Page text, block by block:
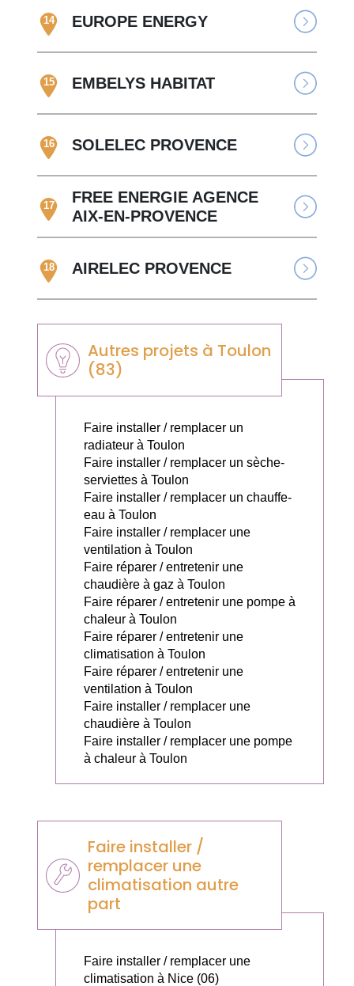
14 EUROPE ENERGY
15 EMBELYS HABITAT
16 SOLELEC PROVENCE
17
FREE ENERGIE AGENCE
AIX-EN-PROVENCE
18 AIRELEC PROVENCE
Autres projets à Toulon
(83)
Faire installer / remplacer un
radiateur à Toulon
Faire installer / remplacer un sèche-
serviettes à Toulon
Faire installer / remplacer un chauffe-
eau à Toulon
Faire installer / remplacer une
ventilation à Toulon
Faire réparer / entretenir une
chaudière à gaz à Toulon
Faire réparer / entretenir une pompe à
chaleur à Toulon
Faire réparer / entretenir une
climatisation à Toulon
Faire réparer / entretenir une
ventilation à Toulon
Faire installer / remplacer une
chaudière à Toulon
Faire installer / remplacer une pompe
à chaleur à Toulon
Faire installer /
remplacer une
climatisation autre
part
Faire installer / remplacer une
climatisation à Nice (06)